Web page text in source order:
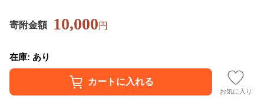
寄附金額 10,000円
在庫: あり
お気に入り